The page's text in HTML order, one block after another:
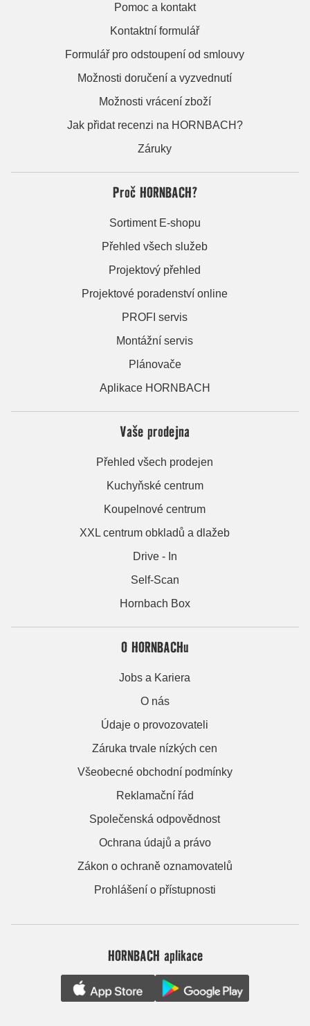
Pomoc a kontakt
Kontaktní formulář
Formulář pro odstoupení od smlouvy
Možnosti doručení a vyzvednutí
Možnosti vrácení zboží
Jak přidat recenzi na HORNBACH?
Záruky
Proč HORNBACH?
Sortiment E-shopu
Přehled všech služeb
Projektový přehled
Projektové poradenství online
PROFI servis
Montážní servis
Plánovače
Aplikace HORNBACH
Vaše prodejna
Přehled všech prodejen
Kuchyňské centrum
Koupelnové centrum
XXL centrum obkladů a dlažeb
Drive - In
Self-Scan
Hornbach Box
O HORNBACHu
Jobs a Kariera
O nás
Údaje o provozovateli
Záruka trvale nízkých cen
Všeobecné obchodní podmínky
Reklamační řád
Společenská odpovědnost
Ochrana údajů a právo
Zákon o ochraně oznamovatelů
Prohlášení o přístupnosti
HORNBACH aplikace